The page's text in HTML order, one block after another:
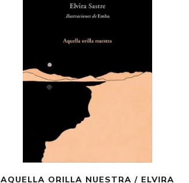
AQUELLA ORILLA NUESTRA / ELVIRA